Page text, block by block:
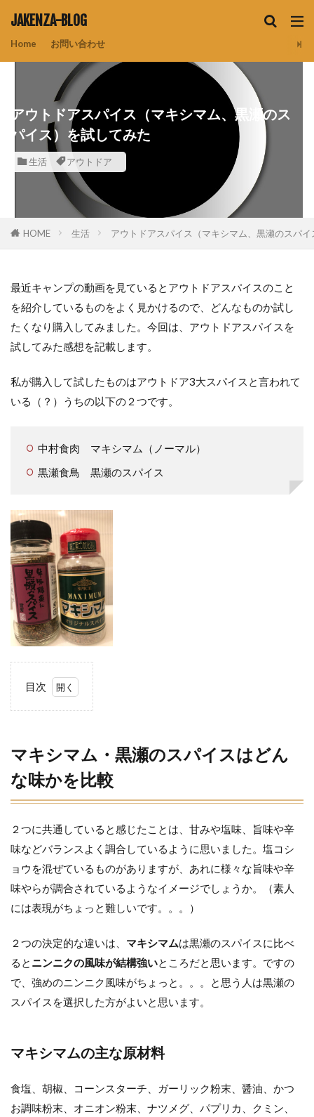
JAKENZA-BLOG
Home お問い合わせ
アウトドアスパイス（マキシマム、黒瀬のス
パイス）を試してみた
生活 アウトドア
HOME 生活 アウトドアスパイス（マキシマム、黒瀬のスパ
最近キャンプの動画を見ているとアウトドアスパイスのこと
を紹介しているものをよく見かけるので、どんなものか試し
たくなり購入してみました。今回は、アウトドアスパイスを
試してみた感想を記載します。
私が購入して試したものはアウトドア3大スパイスと言われて
いる（？）うちの以下の２つです。
中村食肉 マキシマム（ノーマル）
黒瀬食鳥 黒瀬のスパイス
目次
ム・
黒瀬
のス
パイ
スは
な味
比較
ど
ん
理
に
い
そ
3
め
マキシマム・黒瀬のスパイスはどん
な味かを比較
２つに共通していると感じたことは、甘みや塩味、旨味や辛
味などバランスよく調合しているように思いました。塩コシ
ョウを混ぜているものがありますが、あれに様々な旨味や辛
味やらが調合されているようなイメージでしょうか。（素人
には表現がちょっと難しいです。。。）
２つの決定的な違いは、 マキシマムは黒瀬のスパイスに比べ
ると ニンニクの風味が結構強いところだと思います。ですの
で、強めのニンニク風味がちょっと。。。と思う人は黒瀬の
スパイスを選択した方がよいと思います。
マキシマムの主な原材料
食塩、胡椒、コーンスターチ、ガーリック粉末、醤油、かつ
お調味粉末、オニオン粉末、ナツメグ、パプリカ、クミン、